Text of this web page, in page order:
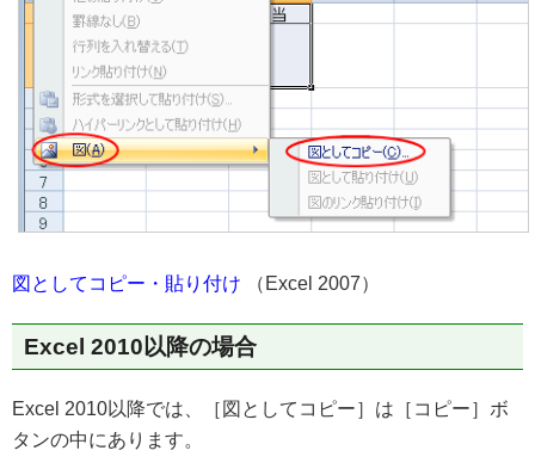
図としてコピー・貼り付け （Excel 2007）
Excel 2010以降の場合
Excel 2010以降では、［図としてコピー］は［コピー］ボ
タンの中にあります。